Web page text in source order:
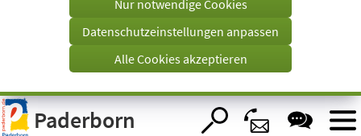
Visuelle
Assistenzsoftware
öffnen.
Tab)
Nur notwendige Cookies
Datenschutzeinstellungen anpassen
Alle Cookies akzeptieren
Paderborn